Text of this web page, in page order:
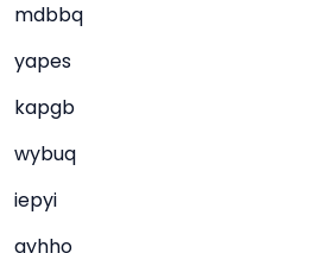
mdbbq
yapes
kapgb
wybuq
iepyi
gyhho